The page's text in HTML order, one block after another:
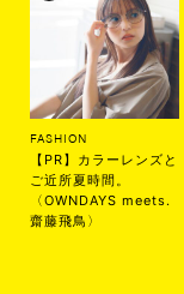
FASHION
【PR】カラーレンズと
ご近所夏時間。
〈OWNDAYS meets.
齋藤飛鳥〉